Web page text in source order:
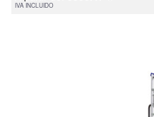
IVA INCLUIDO